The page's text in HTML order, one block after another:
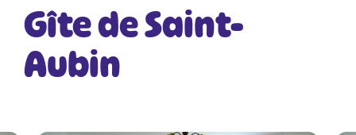
Gîte de Saint-
Aubin